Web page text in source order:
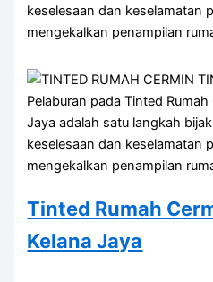
keselesaan dan keselamatan
mengekalkan penampilan
Pelaburan pada Tinted
Jaya adalah satu langkah
keselesaan dan keselamatan
mengekalkan penampilan
Tinted Rumah
Kelana Jaya